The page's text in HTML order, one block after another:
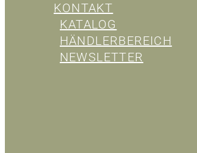
KONTAKT
KATALOG
HÄNDLERBEREICH
NEWSLETTER